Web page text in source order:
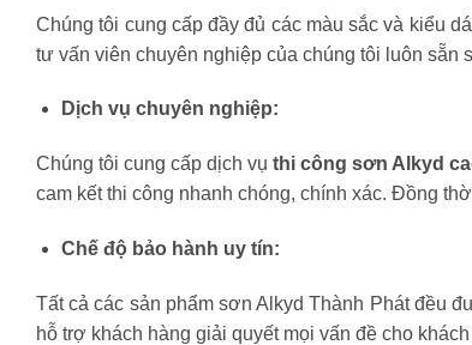
Chúng tôi cung cấp đầy đủ các màu sắc và kiểu
tư vấn viên chuyên nghiệp của chúng tôi luôn
Dịch vụ chuyên nghiệp:
Chúng tôi cung cấp dịch vụthi công sơn Alkyd
cam kết thi công nhanh chóng, chính xác. Đồng
Chế độ bảo hành uy tín:
Tất cả các sản phẩm sơn Alkyd Thành Phát đều
hỗ trợ khách hàng giải quyết mọi vấn đề cho